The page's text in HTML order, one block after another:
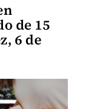
de 15
6 de